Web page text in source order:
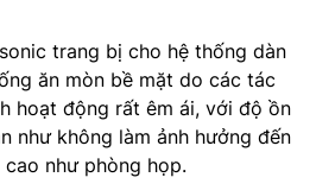
trang bị cho hệ thống dàn
ăn mòn bề mặt do các tác
hoạt động rất êm ái, với độ ồn
như không làm ảnh hưởng đến
như phòng họp.